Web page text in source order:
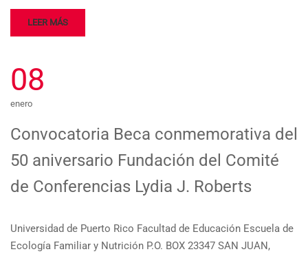
LEER MÁS
08
enero
Convocatoria Beca conmemorativa del
50 aniversario Fundación del Comité
de Conferencias Lydia J. Roberts
Universidad de Puerto Rico Facultad de Educación Escuela de
Ecología Familiar y Nutrición P.O. BOX 23347 SAN JUAN,